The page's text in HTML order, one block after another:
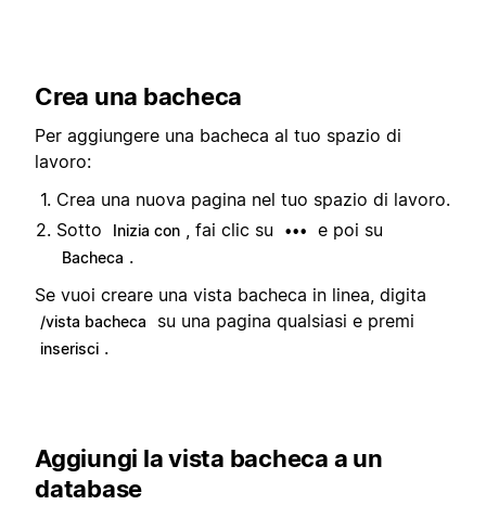
Crea una bacheca
Per aggiungere una bacheca al tuo spazio di
lavoro:
Crea una nuova pagina nel tuo spazio di lavoro.
Sotto
Inizia con , fai clic su ••• e poi su
Bacheca .
Se vuoi creare una vista bacheca in linea, digita
/vista bacheca su una pagina qualsiasi e premi
inserisci .
Aggiungi la vista bacheca a un
database